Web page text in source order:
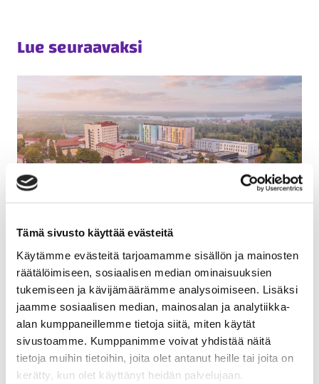
Tämä sivusto käyttää evästeitä
Käytämme evästeitä tarjoamamme sisällön ja mainosten
räätälöimiseen, sosiaalisen median ominaisuuksien
tukemiseen ja kävijämäärämme analysoimiseen. Lisäksi
jaamme sosiaalisen median, mainosalan ja analytiikka-
alan kumppaneillemme tietoja siitä, miten käytät
sivustoamme. Kumppanimme voivat yhdistää näitä
tietoja muihin tietoihin, joita olet antanut heille tai joita on
kerätty, kun olet käyttänyt heidän palvelujaan.
Lue seuraavaksi
Jatke urakoi Etelä-Karjalan hyvinvointialueelle
Lappeenrantaan uuden sotekeskuksen
Toimitilat 13.04.2026